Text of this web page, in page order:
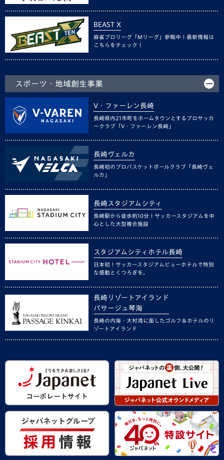
BEAST X
麻雀プロリーグ「Mリーグ」参戦中！最新情報は
こちらをチェック！
スポーツ・地域創生事業
V・ファーレン長崎
長崎県内21市町をホームタウンとするプロサッカ
ークラブ「V・ファーレン長崎」
長崎ヴェルカ
長崎初のプロバスケットボールクラブ「長崎ヴェ
ルカ」
長崎スタジアムシティ
長崎駅から徒歩約10分！サッカースタジアムを中
心とした大型複合施設
スタジアムシティホテル長崎
日本初！サッカースタジアムビューホテルで特別
な感動とくつろぎを。
長崎リゾートアイランド
パサージュ琴海
長崎の内海・大村湾に面したゴルフ＆ホテルのリ
ゾートアイランド